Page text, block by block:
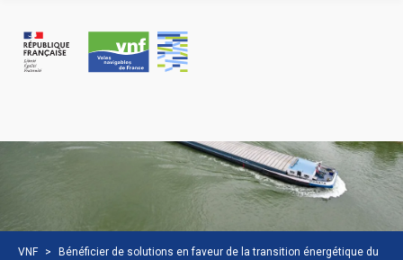
VNF >
Bénéficier de solutions en faveur de la transition énergétique du